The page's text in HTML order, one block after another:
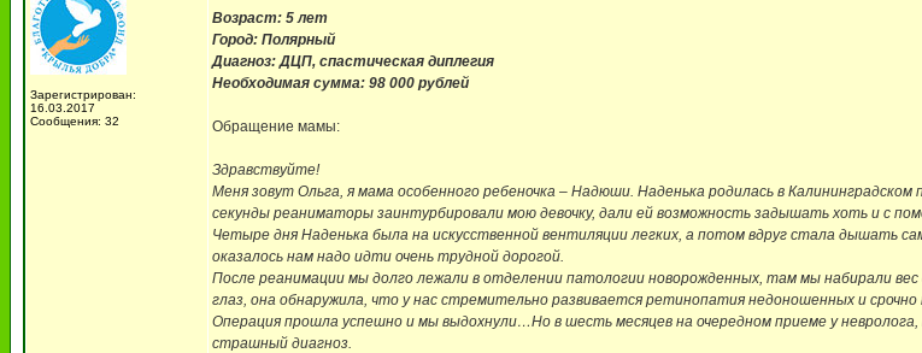
Зарегистрирован:
16.03.2017
Сообщения: 32
Возраст: 5 лет
Город: Полярный
Диагноз: ДЦП, спастическая диплегия
Необходимая сумма: 98 000 рублей
Обращение мамы:
Здравствуйте!
Меня зовут Ольга, я мама особенного ребеночка – Надюши. Наденька родилась в
секунды реаниматоры заинтурбировали мою девочку, дали ей возможность задышать хоть и с
Четыре дня Наденька была на искусственной вентиляции легких, а потом вдруг стала дышать
оказалось нам надо идти очень трудной дорогой.
После реанимации мы долго лежали в отделении патологии новорожденных, там мы набирали
глаз, она обнаружила, что у нас стремительно развивается ретинопатия недоношенных и
Операция прошла успешно и мы выдохнули…Но в шесть месяцев на очередном приеме у
страшный диагноз.